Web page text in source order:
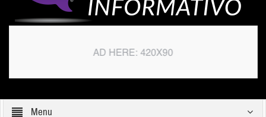
Menu